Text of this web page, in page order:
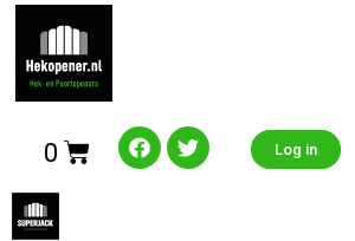
Log in
0